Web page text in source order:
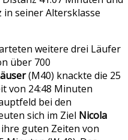
in seiner Altersklasse
weitere drei Läufer
über 700
(M40) knackte die 25
von 24:48 Minuten
bei den
sich im Ziel Nicola
guten Zeiten von